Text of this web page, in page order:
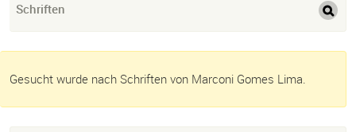
Schriften
Gesucht wurde nach Schriften von Marconi Gomes Lima.